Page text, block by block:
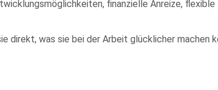
finanzielle Anreize,
direkt, was sie bei der Arbeit glücklicher machen